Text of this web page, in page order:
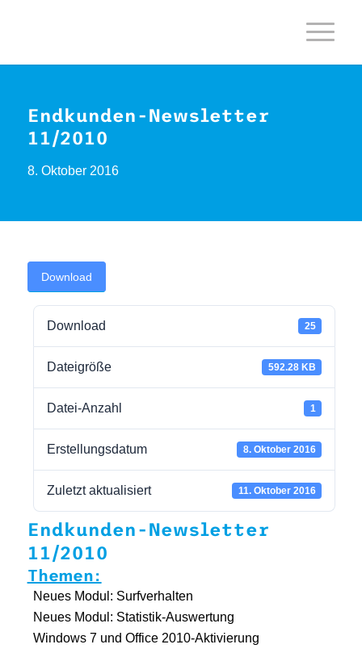
Endkunden-Newsletter
11/2010
8. Oktober 2016
Download
Download 25
Dateigröße 592.28 KB
Datei-Anzahl 1
Erstellungsdatum 8. Oktober 2016
Zuletzt aktualisiert 11. Oktober 2016
Endkunden-Newsletter
11/2010
Themen:
Neues Modul: Surfverhalten
Neues Modul: Statistik-Auswertung
Windows 7 und Office 2010-Aktivierung